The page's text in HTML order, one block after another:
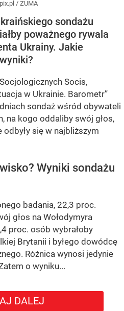
/ ZUMA
sondażu
poważnego rywala
Ukrainy. Jakie
Socis,
w Ukrainie. Barometr”
sondaż wśród obywateli
na kogo oddaliby swój głos,
się w najbliższym
Wyniki sondażu
badania, 22,3 proc.
głos na Wołodymyra
proc. osób wybrałoby
Brytanii i byłego dowódcę
Różnica wynosi jedynie
o wyniku...
DALEJ